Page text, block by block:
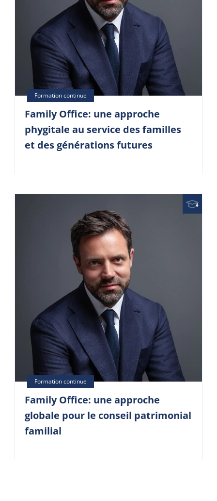
Family Office: une approche
phygitale au service des familles
et des générations futures
Family Office: une approche
globale pour le conseil patrimonial
familial